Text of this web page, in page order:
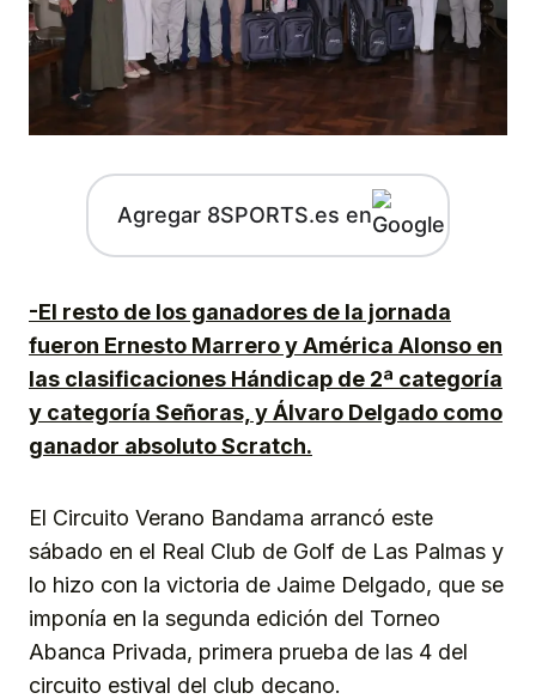
Agregar 8SPORTS.es en
-El resto de los ganadores de la jornada
fueron Ernesto Marrero y América Alonso en
las clasificaciones Hándicap de 2ª categoría
y categoría Señoras, y Álvaro Delgado como
ganador absoluto Scratch.
El Circuito Verano Bandama arrancó este
sábado en el Real Club de Golf de Las Palmas y
lo hizo con la victoria de Jaime Delgado, que se
imponía en la segunda edición del Torneo
Abanca Privada, primera prueba de las 4 del
circuito estival del club decano.